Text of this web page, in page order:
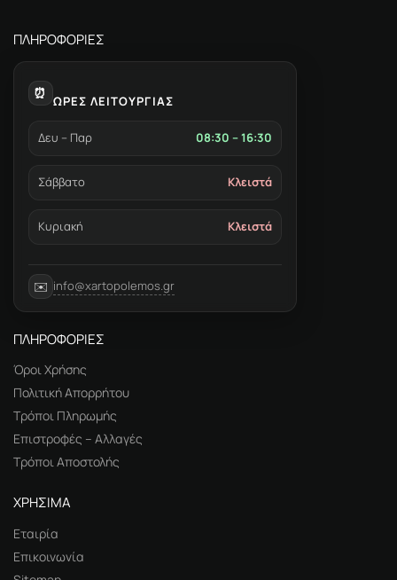
ΠΛΗΡΟΦΟΡΙΕΣ
⏰ ΩΡΕΣ ΛΕΙΤΟΥΡΓΙΑΣ
Δευ – Παρ 08:30 – 16:30
Σάββατο Κλειστά
Κυριακή Κλειστά
✉️ info@xartopolemos.gr
ΠΛΗΡΟΦΟΡΙΕΣ
Όροι Χρήσης
Πολιτική Απορρήτου
Τρόποι Πληρωμής
Επιστροφές – Αλλαγές
Τρόποι Αποστολής
ΧΡΗΣΙΜΑ
Εταιρία
Επικοινωνία